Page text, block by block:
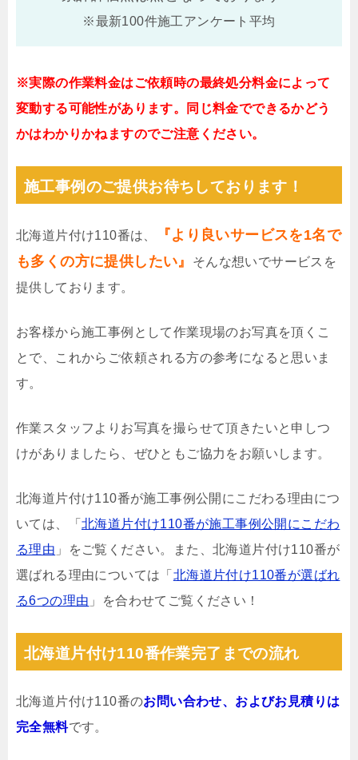
※最新100件施工アンケート平均
※実際の作業料金はご依頼時の最終処分料金によって
変動する可能性があります。同じ料金でできるかどう
かはわかりかねますのでご注意ください。
施工事例のご提供お待ちしております！
北海道片付け110番は、
『より良いサービスを1名で
も多くの方に提供したい』
そんな想いでサービスを
提供しております。
お客様から施工事例として作業現場のお写真を頂くこ
とで、これからご依頼される方の参考になると思いま
す。
作業スタッフよりお写真を撮らせて頂きたいと申しつ
けがありましたら、ぜひともご協力をお願いします。
北海道片付け110番が施工事例公開にこだわる理由につ
いては、「 北海道片付け110番が施工事例公開にこだわ
る理由 」をご覧ください。また、北海道片付け110番が
選ばれる理由については「 北海道片付け110番が選ばれ
る6つの理由 」を合わせてご覧ください！
北海道片付け110番作業完了までの流れ
北海道片付け110番のお問い合わせ、およびお見積りは
完全無料です。